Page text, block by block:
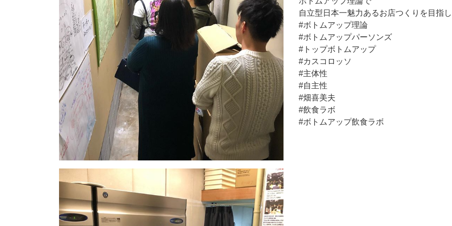
自立型日本一魅力あるお店つくりを目指
#ボトムアップ理論
#ボトムアップパーソンズ
#トップボトムアップ
#カスコロッソ
#主体性
#自主性
#畑喜美夫
#飲食ラボ
#ボトムアップ飲食ラボ